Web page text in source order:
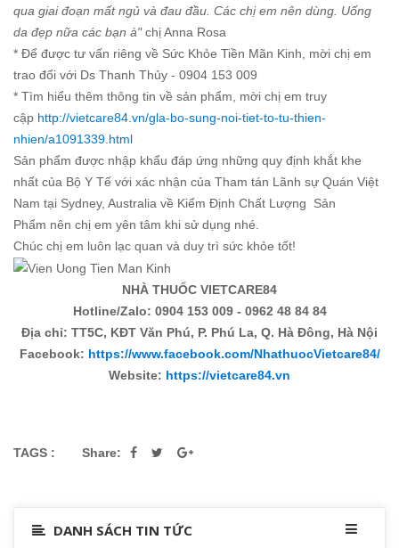
qua giai đoạn mất ngủ và đau đầu. Các chị em nên dùng. Uống
da đẹp nữa các bạn à" chị Anna Rosa
* Để được tư vấn riêng về Sức Khỏe Tiền Mãn Kinh, mời chị em
trao đổi với Ds Thanh Thủy - 0904 153 009
* Tìm hiểu thêm thông tin về sản phẩm, mời chị em truy
cập http://vietcare84.vn/gla-bo-sung-noi-tiet-to-tu-thien-
nhien/a1091339.html
Sản phẩm được nhập khẩu đáp ứng những quy định khắt khe
nhất của Bộ Y Tế với xác nhận của Tham tán Lãnh sự Quán Việt
Nam tại Sydney, Australia về Kiểm Định Chất Lượng Sản
Phẩm nên chị em yên tâm khi sử dụng nhé.
Chúc chị em luôn lạc quan và duy trì sức khỏe tốt!
NHÀ THUỐC VIETCARE84
Hotline/Zalo: 0904 153 009 - 0962 48 84 84
Địa chỉ: TT5C, KĐT Văn Phú, P. Phú La, Q. Hà Đông, Hà Nội
Facebook: https://www.facebook.com/NhathuocVietcare84/
Website: https://vietcare84.vn
TAGS : Share:
DANH SÁCH TIN TỨC